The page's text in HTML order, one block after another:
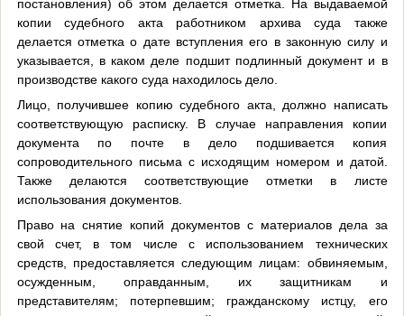
постановления) об этом делается отметка. На выдаваемой
копии судебного акта работником архива суда также
делается отметка о дате вступления его в законную силу и
указывается, в каком деле подшит подлинный документ и в
производстве какого суда находилось дело.
Лицо, получившее копию судебного акта, должно написать
соответствующую расписку. В случае направления копии
документа по почте в дело подшивается копия
сопроводительного письма с исходящим номером и датой.
Также делаются соответствующие отметки в листе
использования документов.
Право на снятие копий документов с материалов дела за
свой счет, в том числе с использованием технических
средств, предоставляется следующим лицам: обвиняемым,
осужденным, оправданным, их защитникам и
представителям; потерпевшим; гражданскому истцу, его